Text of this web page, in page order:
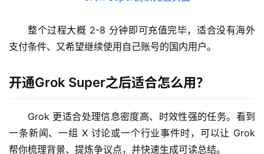
整个过程大概 2-8 分钟即可充值完毕，适合没有海外
支付条件、又希望继续使用自己账号的国内用户。
开通Grok Super之后适合怎么用？
Grok 更适合处理信息密度高、时效性强的任务。看到
一条新闻、一组 X 讨论或一个行业事件时，可以让 Grok
帮你梳理背景、提炼争议点，并快速生成可读总结。